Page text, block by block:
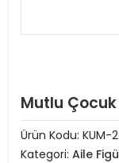
Mutlu Çocuk
Ürün Kodu: KUM-
Kategori: Aile